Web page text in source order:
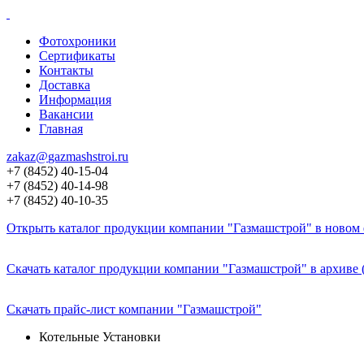
Фотохроники
Сертификаты
Контакты
Доставка
Информация
Вакансии
Главная
zakaz@gazmashstroi.ru
+7 (8452) 40-15-04
+7 (8452) 40-14-98
+7 (8452) 40-10-35
Открыть каталог продукции компании "Газмашстрой" в
Скачать каталог продукции компании "Газмашстрой" в архиве
Скачать прайс-лист компании "Газмашстрой"
Котельные Установки